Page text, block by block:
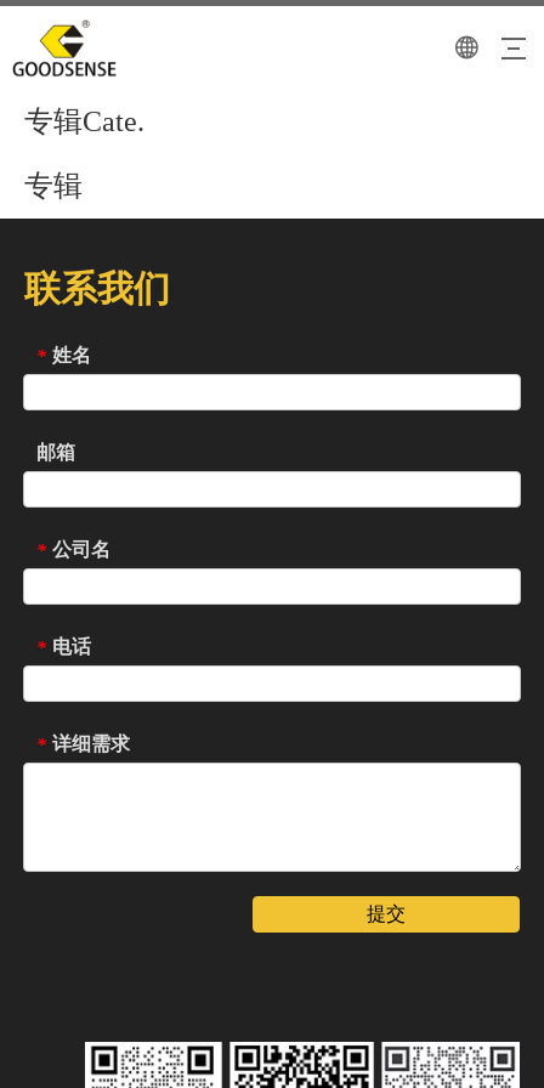
专辑Cate.
专辑
联系我们
* 姓名
邮箱
* 公司名
* 电话
* 详细需求
提交